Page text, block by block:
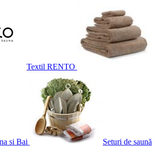
Textil RENTO
si Bai Seturi de saună